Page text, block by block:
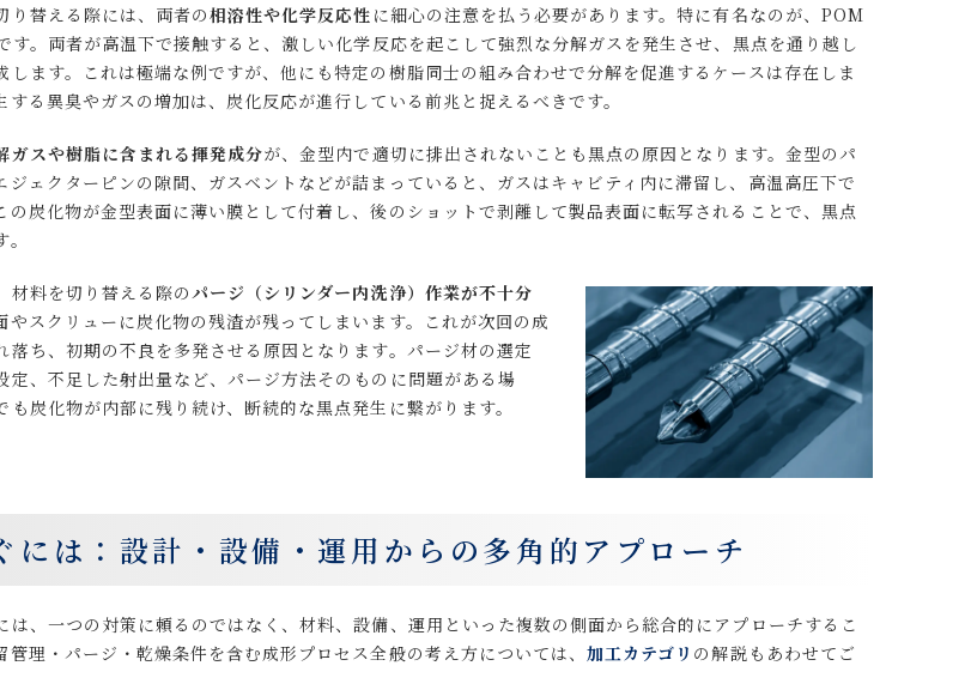
り替える際には、両者の相溶性や化学反応性 に細心の注意を払う必要があります。特に有名なのが、POM
す。両者が高温下で接触すると、激しい化学反応を起こして強烈な分解ガスを発生させ、黒点を通り越し
します。これは極端な例ですが、他にも特定の樹脂同士の組み合わせで分解を促進するケースは存在しま
する異臭やガスの増加は、炭化反応が進行している前兆と捉えるべきです。
ガスや樹脂に含まれる揮発成分が、金型内で適切に排出されないことも黒点の原因となります。金型のパ
ジェクターピンの隙間、ガスベントなどが詰まっていると、ガスはキャビティ内に滞留し、高温高圧下で
の炭化物が金型表面に薄い膜として付着し、後のショットで剥離して製品表面に転写されることで、黒点
。
材料を切り替える際のパージ（シリンダー内洗浄）作業が不十分
やスクリューに炭化物の残渣が残ってしまいます。これが次回の成
落ち、初期の不良を多発させる原因となります。パージ材の選定
定、不足した射出量など、パージ方法そのものに問題がある場
も炭化物が内部に残り続け、断続的な黒点発生に繋がります。
には：設計・設備・運用からの多角的アプローチ
は、一つの対策に頼るのではなく、材料、設備、運用といった複数の側面から総合的にアプローチするこ
管理・パージ・乾燥条件を含む成形プロセス全般の考え方については、加工カテゴリ の解説もあわせてご